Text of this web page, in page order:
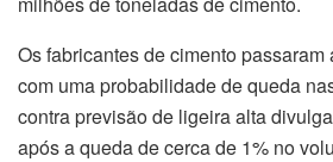
Os fabricantes de cimento passaram
com uma probabilidade de queda
contra previsão de ligeira alta
após a queda de cerca de 1% no